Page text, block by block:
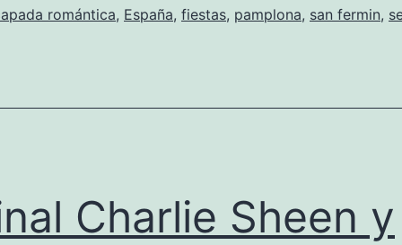
romántica, España, fiestas, pamplona, san fermin,
Charlie Sheen y